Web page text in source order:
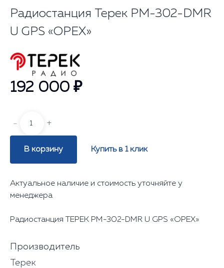
Радиостанция Терек РМ-302-DMR
U GPS «ОРЕХ»
192 000 ₽
- +
В корзину Купить в 1 клик
Актуальное наличие и стоимость уточняйте у
менеджера
Радиостанция ТЕРЕК РМ-302-DMR U GPS «ОРЕХ»
Производитель
Терек